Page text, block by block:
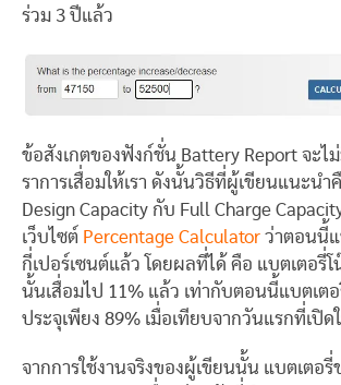
ร่วม 3 ปีแล้ว
ข้อสังเกตของฟังก์ชั่น Battery Report จะไ
ราการเสื่อมให้เรา ดังนั้นวิธีที่ผู้เขียนแนะนำ
Design Capacity กับ Full Charge
เว็บไซต์ Percentage Calculator ว่าตอนนี้แ
กี่เปอร์เซนต์แล้ว โดยผลที่ได้ คือ แบตเตอรี่
นั้นเสื่อมไป 11% แล้ว เท่ากับตอนนี้แบตเตอ
ประจุเพียง 89% เมื่อเทียบจากวันแรกที่เปิด
จากการใช้งานจริงของผู้เขียนนั้น แบตเตอรี่